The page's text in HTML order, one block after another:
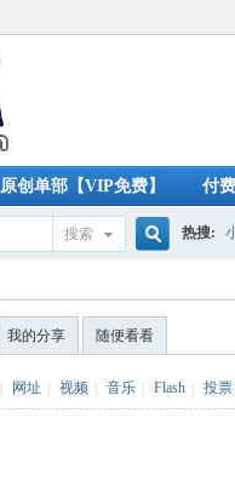
原创单部【VIP免费】 付
搜索 热搜:
我的分享 随便看看
网址 视频 音乐 Flash 投票